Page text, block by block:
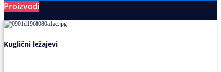
Proizvodi
Kuglični ležajevi